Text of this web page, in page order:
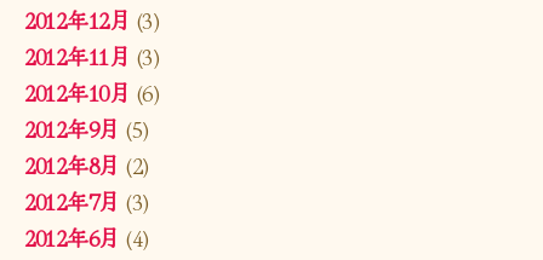
2012年12月 (3)
2012年11月 (3)
2012年10月 (6)
2012年9月 (5)
2012年8月 (2)
2012年7月 (3)
2012年6月 (4)